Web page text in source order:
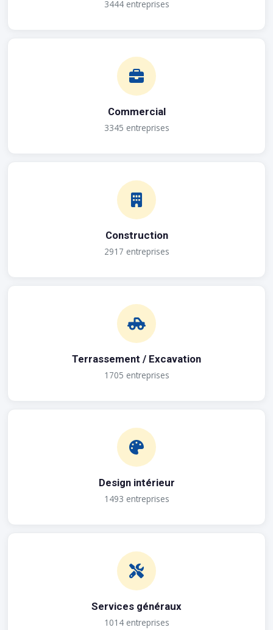
3444 entreprises
Commercial
3345 entreprises
Construction
2917 entreprises
Terrassement / Excavation
1705 entreprises
Design intérieur
1493 entreprises
Services généraux
1014 entreprises